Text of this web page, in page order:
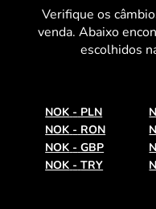
Verifique os
venda. Abaixo
escolhidos
NOK - PLN
NOK - RON
NOK - GBP
NOK - TRY